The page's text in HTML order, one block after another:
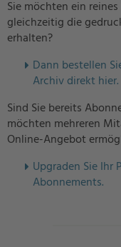
Sie möchten ein
gleichzeitig die
erhalten?
Dann bestellen
Archiv direkt hier.
Sind Sie bereits
möchten mehreren
Online-Angebot
Upgraden Sie Ihr
Abonnements.